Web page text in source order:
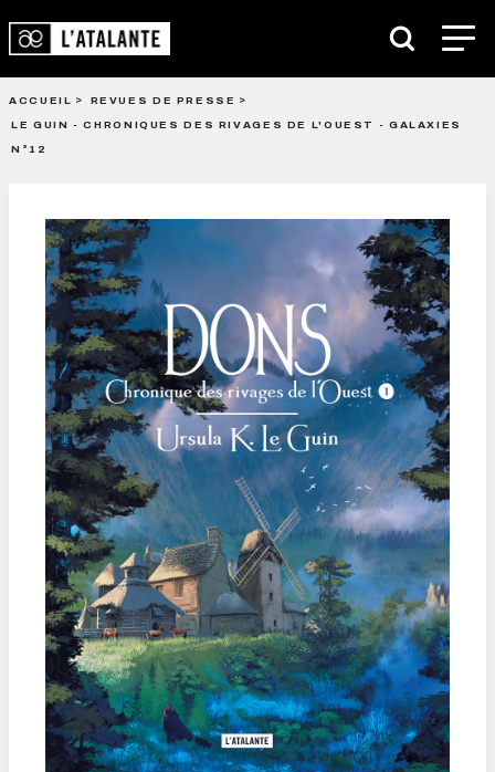
ACCUEIL
REVUES DE PRESSE
LE GUIN - CHRONIQUES DES RIVAGES DE L'OUEST - GALAXIES
N°12